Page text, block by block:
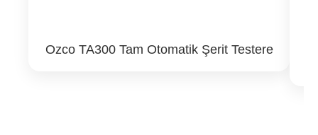
Ozco TA300 Tam Otomatik Şerit Testere